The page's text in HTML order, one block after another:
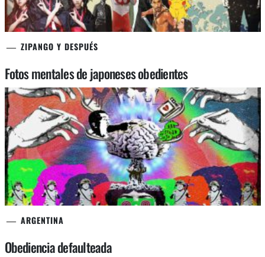
ZIPANGO Y DESPUÉS
Fotos mentales de japoneses obedientes
ARGENTINA
Obediencia defaulteada